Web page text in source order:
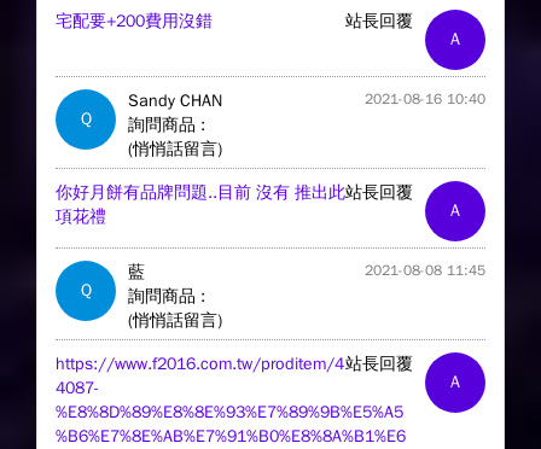
A
站長回覆
宅配要+200費用沒錯
Q
Sandy CHAN 2021-08-16 10:40
詢問商品 :
(悄悄話留言)
A
站長回覆
你好月餅有品牌問題..目前 沒有 推出此
項花禮
Q
藍 2021-08-08 11:45
詢問商品 :
(悄悄話留言)
A
站長回覆
https://www.f2016.com.tw/proditem/4
4087-
%E8%8D%89%E8%8E%93%E7%89%9B%E5%A5
%B6%E7%8E%AB%E7%91%B0%E8%8A%B1%E6